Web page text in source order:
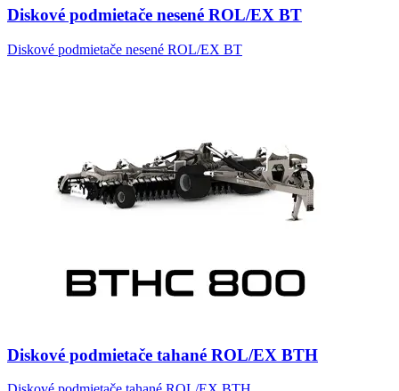
Diskové podmietače nesené ROL/EX BT
Diskové podmietače nesené ROL/EX BT
Diskové podmietače tahané ROL/EX BTH